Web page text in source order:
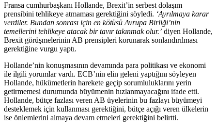
Fransa cumhurbaşkanı Hollande, Brexit’in serbest dolaşım
prensibini tehlikeye atmaması gerektiğini söyledi. ‘Ayrılmaya karar
verdiler. Bundan sonrası için en kötüsü Avrupa Birliği’nin
temellerini tehlikeye atacak bir tavır takınmak olur.’ diyen Hollande,
Brexit görüşmelerinin AB prensipleri korunarak sonlandırılması
gerektiğine vurgu yaptı.
Hollande’nin konuşmasının devamında para politikası ve ekonomi
ile ilgili yorumlar vardı. ECB’nin elin geleni yaptığını söyleyen
Hollande, hükümetlerin harekete geçip sorumluluklarını yerin
getirmemesi durumunda büyümenin hızlanmayacağını ifade etti.
Hollande, bütçe fazlası veren AB üyelerinin bu fazlayı büyümeyi
desteklemek için kullanması gerektiğini, bütçe açığı veren ülkelerin
ise önlemlerini almaya devam etmeleri gerektiğini belirtti.